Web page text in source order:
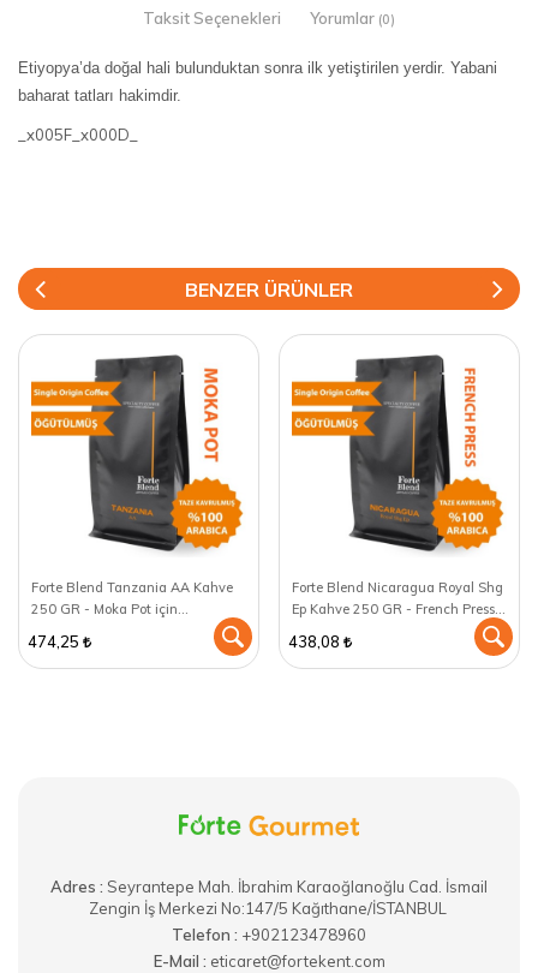
Taksit Seçenekleri Yorumlar (0)
Etiyopya’da doğal hali bulunduktan sonra ilk yetiştirilen yerdir. Yabani
baharat tatları hakimdir.
_x005F_x000D_
BENZER ÜRÜNLER
Forte Blend Tanzania AA Kahve
250 GR - Moka Pot için
474,25
Forte Blend Nicaragua Royal Shg
Ep Kahve 250 GR - French Press
438,08
Adres : ​Seyrantepe Mah. İbrahim Karaoğlanoğlu Cad. İsmail
Zengin İş Merkezi No:147/5 Kağıthane/İSTANBUL
Telefon : +902123478960
E-Mail : eticaret@fortekent.com